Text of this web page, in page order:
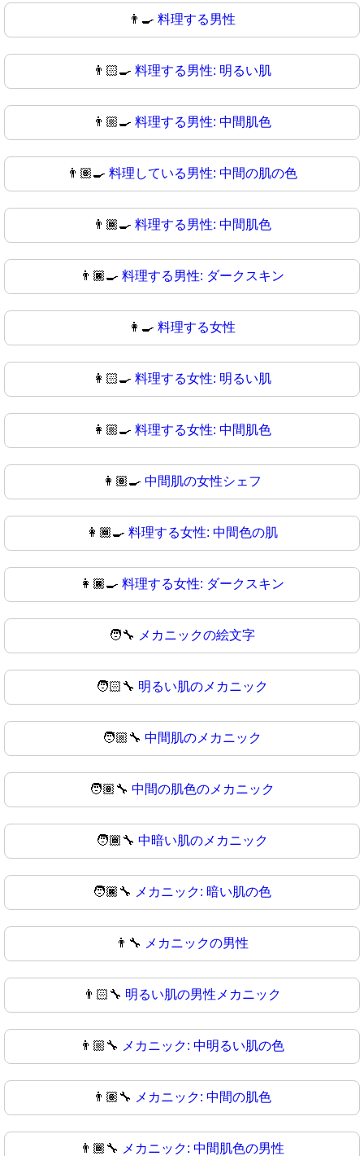
👨‍🍳 料理する男性
👨🏻‍🍳 料理する男性: 明るい肌
👨🏼‍🍳 料理する男性: 中間肌色
👨🏽‍🍳 料理している男性: 中間の肌の色
👨🏾‍🍳 料理する男性: 中間肌色
👨🏿‍🍳 料理する男性: ダークスキン
👩‍🍳 料理する女性
👩🏻‍🍳 料理する女性: 明るい肌
👩🏼‍🍳 料理する女性: 中間肌色
👩🏽‍🍳 中間肌の女性シェフ
👩🏾‍🍳 料理する女性: 中間色の肌
👩🏿‍🍳 料理する女性: ダークスキン
🧑‍🔧 メカニックの絵文字
🧑🏻‍🔧 明るい肌のメカニック
🧑🏼‍🔧 中間肌のメカニック
🧑🏽‍🔧 中間の肌色のメカニック
🧑🏾‍🔧 中暗い肌のメカニック
🧑🏿‍🔧 メカニック: 暗い肌の色
👨‍🔧 メカニックの男性
👨🏻‍🔧 明るい肌の男性メカニック
👨🏼‍🔧 メカニック: 中明るい肌の色
👨🏽‍🔧 メカニック: 中間の肌色
👨🏾‍🔧 メカニック: 中間肌色の男性